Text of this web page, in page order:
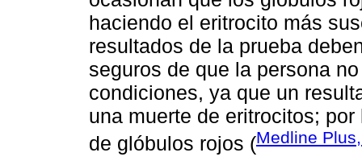
haciendo el eritrocito más
resultados de la prueba
seguros de que la persona
condiciones, ya que un
una muerte de eritrocitos;
de glóbulos rojos (Medline